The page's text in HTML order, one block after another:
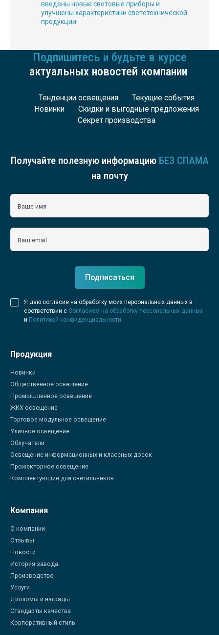
введены новые световые приборы и
улучшены характеристики светотехнической
продукции.
Подпишитесь и будьте в курсе
актуальных новостей компании
Тенденции освещения
Текущие события
Новинки
Скидки и выгодные предложения
Секрет производства
Получайте полезную информацию БЕЗ СПАМА
на почту
Ваше имя
Ваш email
Подписаться
Я даю согласие на обработку моих персональных данных в
соответствии с Согласием на обработку персональных данных
и Политикой конфиденциальности
Продукция
Новинки
Общественное освещение
Промышленное освещение
ЖКХ освещение
Торговое модульное освещение
Уличное освещение
Облучатели
Освещение информационных и классных досок
Прожекторное освещение
Комплектующие для светильников
Компания
О компании
Отзывы
Новости
История завода
Производство
Услуги
Дипломы и награды
Стандарты качества
Корпоративный стиль